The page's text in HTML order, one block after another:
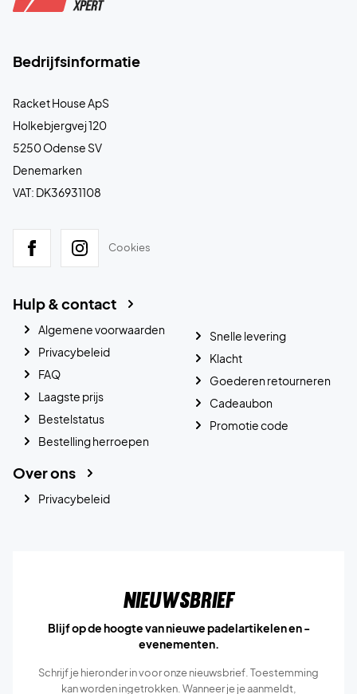
Bedrijfsinformatie
Racket House ApS
Holkebjergvej 120
5250 Odense SV
Denemarken
VAT: DK36931108
Cookies
Hulp & contact
Algemene voorwaarden
Privacybeleid
FAQ
Laagste prijs
Bestelstatus
Bestelling herroepen
Snelle levering
Klacht
Goederen retourneren
Cadeaubon
Promotie code
Over ons
Privacybeleid
Nieuwsbrief
Blijf op de hoogte van nieuwe padelartikelen en -
evenementen.
Schrijf je hieronder in voor onze nieuwsbrief. Toestemming
kan worden ingetrokken. Wanneer je je aanmeldt,